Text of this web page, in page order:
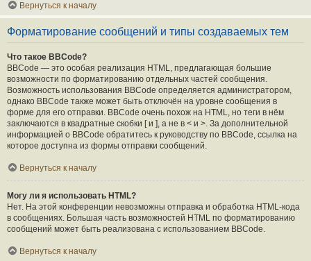
Вернуться к началу
Форматирование сообщений и типы создаваемых тем
Что такое BBCode?
BBCode — это особая реализация HTML, предлагающая большие
возможности по форматированию отдельных частей сообщения.
Возможность использования BBCode определяется администратором,
однако BBCode также может быть отключён на уровне сообщения в
форме для его отправки. BBCode очень похож на HTML, но теги в нём
заключаются в квадратные скобки [ и ], а не в < и >. За дополнительной
информацией о BBCode обратитесь к руководству по BBCode, ссылка на
которое доступна из формы отправки сообщений.
Вернуться к началу
Могу ли я использовать HTML?
Нет. На этой конференции невозможны отправка и обработка HTML-кода
в сообщениях. Большая часть возможностей HTML по форматированию
сообщений может быть реализована с использованием BBCode.
Вернуться к началу